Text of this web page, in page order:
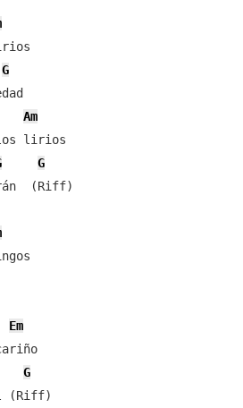
G
Am
lirios
G
(Riff)
Em
G
(Riff)